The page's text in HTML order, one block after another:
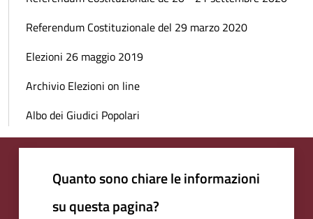
Referendum Costituzionale del 29 marzo 2020
Elezioni 26 maggio 2019
Archivio Elezioni on line
Albo dei Giudici Popolari
Quanto sono chiare le informazioni
su questa pagina?